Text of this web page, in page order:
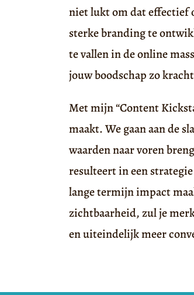
niet lukt om dat effectief
sterke branding te
te vallen in de online
jouw boodschap zo
Met mijn “Content
maakt. We gaan aan de
waarden naar voren
resulteert in een
lange termijn impact
zichtbaarheid, zul je
en uiteindelijk meer